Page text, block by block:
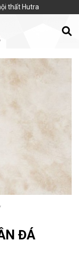
thất Hutra
ĐÁ